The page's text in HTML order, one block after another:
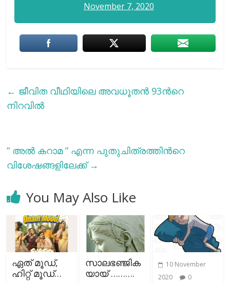
November 7, 2020
← ജീവിത വീഥിയിലെ അവധൂതൻ 93ന്‍റെ
നിറവിൽ
” അല്‍ കറാമ ” എന്ന പുതുചിത്രത്തിന്‍റെ
വിശേഷങ്ങളിലേക്ക്→
You May Also Like
ഏത് മൂഡ്,
ഹിറ്റ് മൂഡ്…
സാലഭഞ്ജിക
യായ് ……….
10 November
2020
0